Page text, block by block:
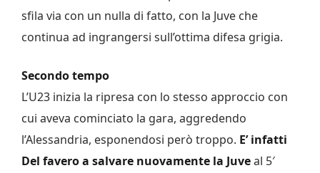
sfila via con un nulla di fatto, con la Juve che
continua ad ingrangersi sull’ottima difesa grigia.
Secondo tempo
L’U23 inizia la ripresa con lo stesso approccio con
cui aveva cominciato la gara, aggredendo
l’Alessandria, esponendosi però troppo. E’ infatti
Del favero a salvare nuovamente la Juveal 5′